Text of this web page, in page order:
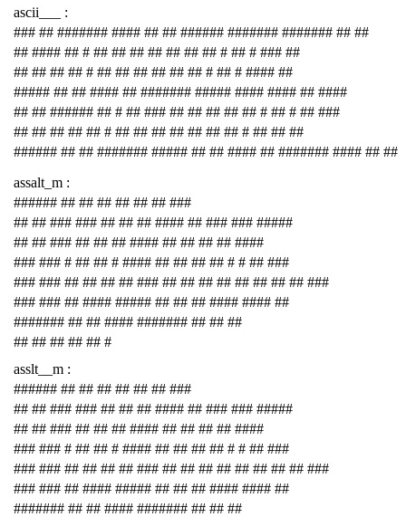
ascii___ :
### ## ####### #### ## ## ###### ####### ####### ## ##
## #### ## # ## ## ## ## ## ## ## # ## # ### ##
## ## ## ## # ## ## ## ## ## ## # ## # #### ##
##### ## ## #### ## ####### ##### #### #### ## ####
## ## ###### ## # ## ### ## ## ## ## ## # ## # ## ###
## ## ## ## ## # ## ## ## ## ## ## ## # ## ## ##
###### ## ## ####### ##### ## ## #### ## ####### #### ## ##
assalt_m :
###### ## ## ## ## ## ## ###
## ## ### ### ## ## ## #### ## ### ### #####
## ## ### ## ## ## #### ## ## ## ## ####
### ### # ## ## # #### ## ## ## ## # # ## ###
### ### ## ## ## ## ### ## ## ## ## ## ## ## ## ###
### ### ## #### ##### ## ## ## #### #### ##
####### ## ## #### ####### ## ## ##
## ## ## ## ## #
asslt__m :
###### ## ## ## ## ## ## ###
## ## ### ### ## ## ## #### ## ### ### #####
## ## ### ## ## ## #### ## ## ## ## ####
### ### # ## ## # #### ## ## ## ## # # ## ###
### ### ## ## ## ## ### ## ## ## ## ## ## ## ## ###
### ### ## #### ##### ## ## ## #### #### ##
####### ## ## #### ####### ## ## ##